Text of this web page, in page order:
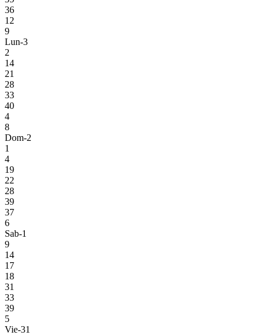
36
12
9
Lun-3
2
14
21
28
33
40
4
8
Dom-2
1
4
19
22
28
39
37
6
Sab-1
9
14
17
18
31
33
39
5
Vie-31